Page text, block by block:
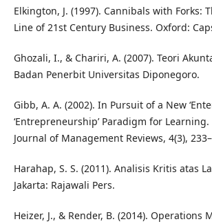
Elkington, J. (1997). Cannibals with Forks:
Line of 21st Century Business. Oxford:
Ghozali, I., & Chariri, A. (2007). Teori
Badan Penerbit Universitas Diponegoro.
Gibb, A. A. (2002). In Pursuit of a New
‘Entrepreneurship’ Paradigm for
Journal of Management Reviews, 4(3),
Harahap, S. S. (2011). Analisis Kritis atas
Jakarta: Rajawali Pers.
Heizer, J., & Render, B. (2014). Operations